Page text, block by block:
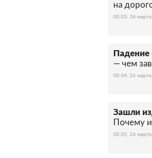
на
00:03, 26
Падение
— чем
00:04, 26
Зашли
Почему
00:05, 26